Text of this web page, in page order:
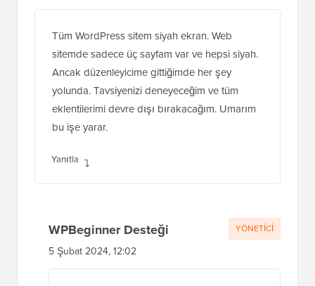
Tüm WordPress sitem siyah ekran. Web
sitemde sadece üç sayfam var ve hepsi siyah.
Ancak düzenleyicime gittiğimde her şey
yolunda. Tavsiyenizi deneyeceğim ve tüm
eklentilerimi devre dışı bırakacağım. Umarım
bu işe yarar.
Yanıtla
WPBeginner Desteği
5 Şubat 2024, 12:02
YÖNETICI